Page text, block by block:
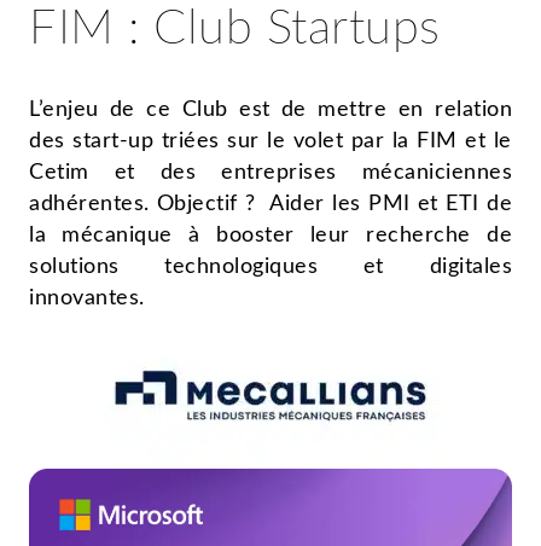
FIM : Club Startups
L’enjeu de ce Club est de mettre en relation
des start-up triées sur le volet par la FIM et le
Cetim et des entreprises mécaniciennes
adhérentes. Objectif ? Aider les PMI et ETI de
la mécanique à booster leur recherche de
solutions technologiques et digitales
innovantes.